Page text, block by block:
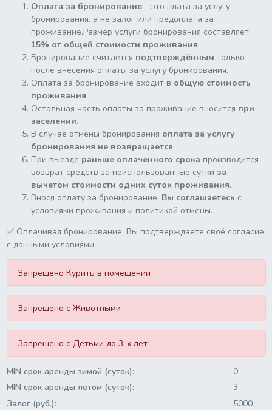
Оплата за бронирование– это плата за услугу
бронирования, а не залог или предоплата за
проживание.Размер услуги бронирования составляет
15% от общей стоимости проживания.
Бронирование считается подтверждённым только
после внесения оплаты за услугу бронирования.
Оплата за бронирование входит в общую стоимость
проживания.
Остальная часть оплаты за проживание вносится при
заселении.
В случае отмены бронирования оплата за услугу
бронирования не возвращается.
При выезде раньше оплаченного срока производится
возврат средств за неиспользованные сутки за
вычетом стоимости одних суток проживания.
Внося оплату за бронирование, Вы соглашаетесь с
условиями проживания и политикой отмены.
✅ Оплачивая бронирование, Вы подтверждаете своё согласие
с данными условиями.
Запрещено Курить в помещении
Запрещено с Животными
Запрещено с Детьми до 3-х лет
MIN срок аренды зимой (суток):
0
MIN срок аренды летом (суток):
3
Залог (руб.):
5000